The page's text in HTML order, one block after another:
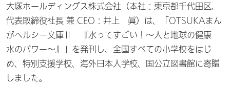
大塚ホールディングス株式会社（本社：東京都千代田区、
代表取締役社長 兼 CEO：井上 眞）は、「OTSUKAまん
がヘルシー文庫Ⅱ 『水ってすごい！～人と地球の健康
水のパワー～』」を発刊し、全国すべての小学校をはじ
め、特別支援学校、海外日本人学校、国公立図書館に寄贈
しました。